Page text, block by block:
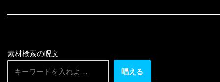
素材検索の呪文
唱える